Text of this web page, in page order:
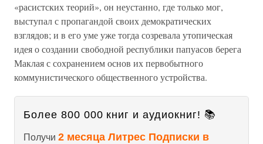
«расистских теорий», он неустанно, где только мог,
выступал с пропагандой своих демократических
взглядов; и в его уме уже тогда созревала утопическая
идея о создании свободной республики папуасов берега
Маклая с сохранением основ их первобытного
коммунистического общественного устройства.
Более 800 000 книг и аудиокниг! 📚
Получи 2 месяца Литрес Подписки в